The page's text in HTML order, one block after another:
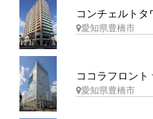
コンチェルトタ
愛知県豊橋市
ココラフロント
愛知県豊橋市